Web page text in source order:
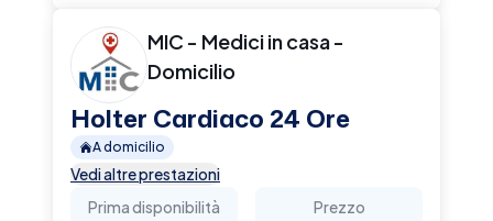
MIC - Medici in casa -
Domicilio
Holter Cardiaco 24 Ore
A domicilio
Vedi altre prestazioni
Prima disponibilità
Prezzo